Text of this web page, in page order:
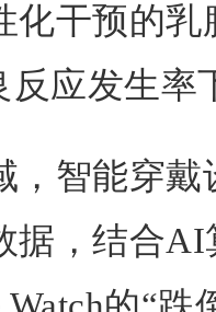
化干预的
反应发生率
智能穿戴
据，结合